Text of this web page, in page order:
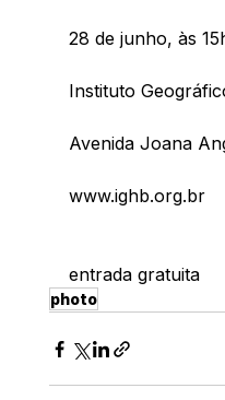
28 de junho, às
Instituto
Avenida Joana
www.ighb.org.br
entrada gratuita
photo